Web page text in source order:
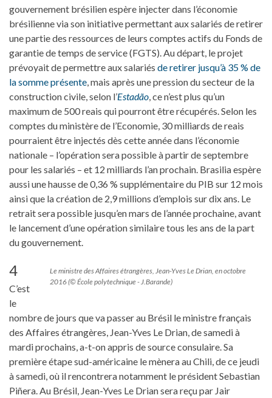
gouvernement brésilien espère injecter dans l’économie
brésilienne via son initiative permettant aux salariés de retirer
une partie des ressources de leurs comptes actifs du Fonds de
garantie de temps de service (FGTS). Au départ, le projet
prévoyait de permettre aux salariés de retirer jusqu’à 35 % de
la somme présente, mais après une pression du secteur de la
construction civile, selon l’Estadão, ce n’est plus qu’un
maximum de 500 reais qui pourront être récupérés. Selon les
comptes du ministère de l’Economie, 30 milliards de reais
pourraient être injectés dès cette année dans l’économie
nationale – l’opération sera possible à partir de septembre
pour les salariés – et 12 milliards l’an prochain. Brasilia espère
aussi une hausse de 0,36 % supplémentaire du PIB sur 12 mois
ainsi que la création de 2,9 millions d’emplois sur dix ans. Le
retrait sera possible jusqu’en mars de l’année prochaine, avant
le lancement d’une opération similaire tous les ans de la part
du gouvernement.
Le ministre des Affaires étrangères, Jean-Yves Le Drian, en octobre
2016 (© École polytechnique - J.Barande)
4
C’est
le
nombre de jours que va passer au Brésil le ministre français
des Affaires étrangères, Jean-Yves Le Drian, de samedi à
mardi prochains, a-t-on appris de source consulaire. Sa
première étape sud-américaine le mènera au Chili, de ce jeudi
à samedi, où il rencontrera notamment le président Sebastian
Piñera. Au Brésil, Jean-Yves Le Drian sera reçu par Jair